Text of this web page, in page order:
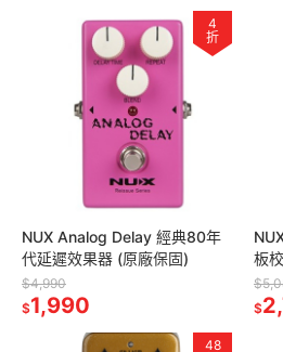
4
折
NUX Analog Delay 經典80年
代延遲效果器 (原廠保固)
$4,990
$1,990
板
$
48